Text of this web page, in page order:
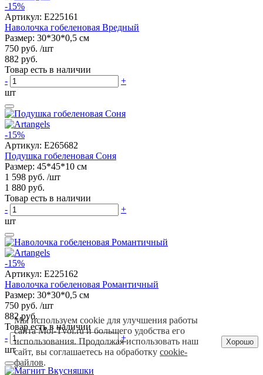
-15%
Артикул: E225161
Наволочка гобеленовая Вредный
Размер: 30*30*0,5 см
750 руб. /шт
882 руб.
Товар есть в наличии
-
+
шт
-15%
Артикул: E265682
Подушка гобеленовая Соня
Размер: 45*45*10 см
1 598 руб. /шт
1 880 руб.
Товар есть в наличии
-
+
шт
-15%
Артикул: E225162
Наволочка гобеленовая Романтичный
Размер: 30*30*0,5 см
750 руб. /шт
882 руб.
Товар есть в наличии
-
+
шт
Мы используем cookie для улучшения работы
сайта Moi-Tvoi.ru и большего удобства его
использования. Продолжая использовать наш
сайт, вы соглашаетесь на обработкуcookie-
файлов.
Хорошо